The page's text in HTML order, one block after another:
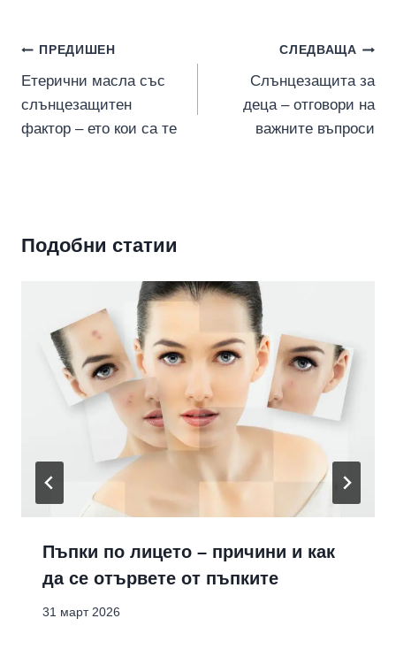
Навигация
ПРЕДИШЕН
Етерични масла със
слънцезащитен
фактор – ето кои са те
СЛЕДВАЩА
Слънцезащита за
деца – отговори на
важните въпроси
Подобни статии
Пъпки по лицето – причини и как
да се отървете от пъпките
31 март 2026